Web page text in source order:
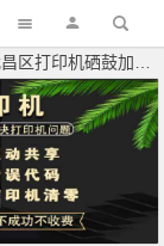
区打印机硒鼓加墨粉。